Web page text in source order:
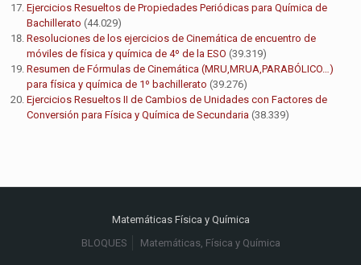
Ejercicios Resueltos de Propiedades Periódicas para Química de
Bachillerato (44.029)
Resoluciones de los ejercicios de Cinemática de encuentro de
móviles de física y química de 4º de la ESO (39.319)
Resumen de Fórmulas de Cinemática (MRU,MRUA,PARABÓLICO…)
para física y química de 1º bachillerato (39.276)
Ejercicios Resueltos II de Cambios de Unidades con Factores de
Conversión para Física y Química de Secundaria (38.339)
Matemáticas Física y Química
BLOQUES
Matemáticas, Física y Química